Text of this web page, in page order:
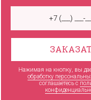
Нажимая на кнопку, вы
обработку
соглашаетесь c